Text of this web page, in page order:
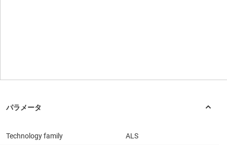
Technology family ALS